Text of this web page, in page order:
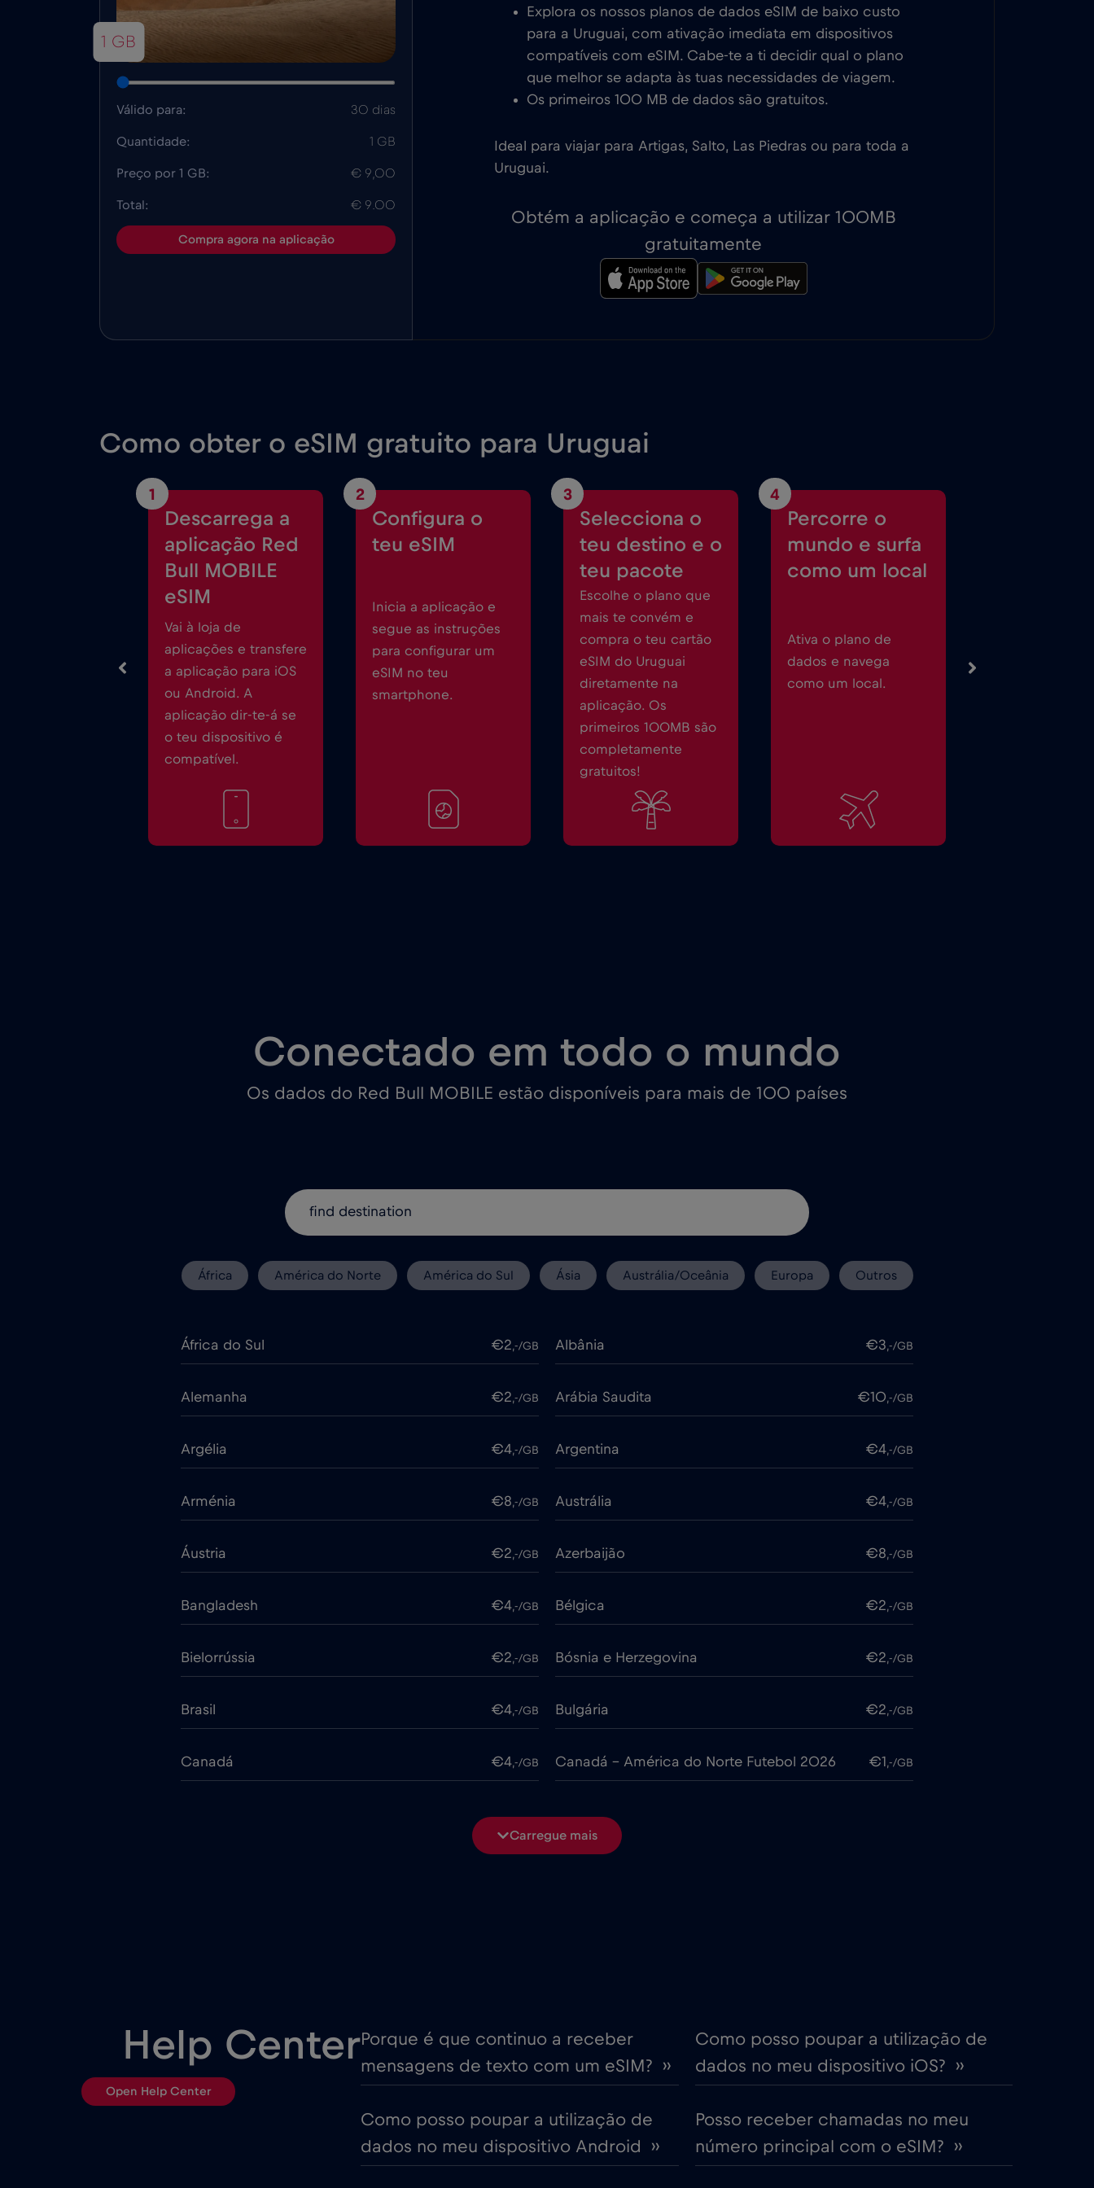
1 GB
Válido para: 30 dias
Quantidade: 1 GB
Preço por 1 GB: € 9,00
Total: € 9.00
Compra agora na aplicação
Explora os nossos planos de dados eSIM de baixo custo
para a Uruguai, com ativação imediata em dispositivos
compatíveis com eSIM. Cabe-te a ti decidir qual o plano
que melhor se adapta às tuas necessidades de viagem.
Os primeiros 100 MB de dados são gratuitos.
Ideal para viajar para Artigas, Salto, Las Piedras ou para toda a
Uruguai.
Obtém a aplicação e começa a utilizar 100MB
gratuitamente
Como obter o eSIM gratuito para Uruguai
1
Descarrega a
aplicação Red
Bull MOBILE
eSIM
Vai à loja de
aplicações e transfere
a aplicação para iOS
ou Android. A
aplicação dir-te-á se
o teu dispositivo é
compatível.
2
Configura o
teu eSIM
Inicia a aplicação e
segue as instruções
para configurar um
eSIM no teu
smartphone.
3
Selecciona o
teu destino e o
teu pacote
Escolhe o plano que
mais te convém e
compra o teu cartão
eSIM do Uruguai
diretamente na
aplicação. Os
primeiros 100MB são
completamente
gratuitos!
4
Percorre o
mundo e surfa
como um local
Ativa o plano de
dados e navega
como um local.
Conectado em todo o mundo
Os dados do Red Bull MOBILE estão disponíveis para mais de 100 países
África América do Norte América do Sul Ásia Austrália/Oceânia Europa Outros
África do Sul €2,-/GB Albânia €3,-/GB
Alemanha €2,-/GB Arábia Saudita €10,-/GB
Argélia €4,-/GB Argentina €4,-/GB
Arménia €8,-/GB Austrália €4,-/GB
Áustria €2,-/GB Azerbaijão €8,-/GB
Bangladesh €4,-/GB Bélgica €2,-/GB
Bielorrússia €2,-/GB Bósnia e Herzegovina €2,-/GB
Brasil €4,-/GB Bulgária €2,-/GB
Canadá €4,-/GB Canadá - América do Norte Futebol 2026 €1 ,-/GB
€4,-/GB Chile
Dinamarca €2,-/GB Dubai €5 ,-/GB
€12,-/GB Emirados Árabes Unidos (EAU) €5,-/GB
Carregue mais
Help Center
Open Help Center
Porque é que continuo a receber
mensagens de texto com um eSIM? ››
Como posso poupar a utilização de
dados no meu dispositivo iOS? ››
Como posso poupar a utilização de
dados no meu dispositivo Android ››
Posso receber chamadas no meu
número principal com o eSIM? ››